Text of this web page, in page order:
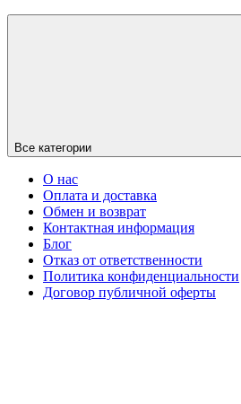
Все категории
О нас
Оплата и доставка
Обмен и возврат
Контактная информация
Блог
Отказ от ответственности
Политика конфиденциальности
Договор публичной оферты